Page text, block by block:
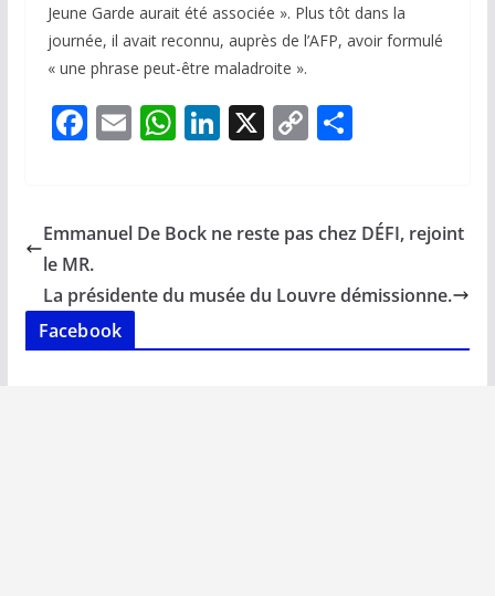
Jeune Garde aurait été associée ». Plus tôt dans la
journée, il avait reconnu, auprès de l’AFP, avoir formulé
« une phrase peut-être maladroite ».
F
b
o
o
k
E
l
W
s
p
Li
e
n
X C
y
n
P
g
Emmanuel De Bock ne reste pas chez DÉFI, rejoint
le MR.
La présidente du musée du Louvre démissionne.
Facebook